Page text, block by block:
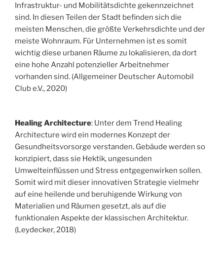
Infrastruktur- und Mobilitätsdichte gekennzeichnet
sind. In diesen Teilen der Stadt befinden sich die
meisten Menschen, die größte Verkehrsdichte und der
meiste Wohnraum. Für Unternehmen ist es somit
wichtig diese urbanen Räume zu lokalisieren, da dort
eine hohe Anzahl potenzieller Arbeitnehmer
vorhanden sind. (Allgemeiner Deutscher Automobil
Club e.V., 2020)
Healing Architecture: Unter dem Trend Healing
Architecture wird ein modernes Konzept der
Gesundheitsvorsorge verstanden. Gebäude werden so
konzipiert, dass sie Hektik, ungesunden
Umwelteinflüssen und Stress entgegenwirken sollen.
Somit wird mit dieser innovativen Strategie vielmehr
auf eine heilende und beruhigende Wirkung von
Materialien und Räumen gesetzt, als auf die
funktionalen Aspekte der klassischen Architektur.
(Leydecker, 2018)